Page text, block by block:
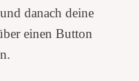
danach deine
einen Button